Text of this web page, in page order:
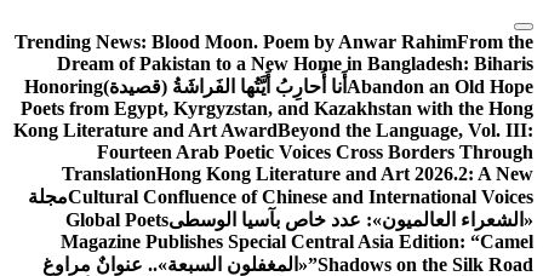
التجاوز
إلى
المحتوى
Trending News: Blood Moon. Poem by Anwar RahimFrom the
Dream of Pakistan to a New Home in Bangladesh: Biharis
Abandon an Old Hope أَنا أُحارِبُ أَيَّتُها الفَراشَةُ (قصيدة)Honoring
Poets from Egypt, Kyrgyzstan, and Kazakhstan with the Hong
Kong Literature and Art AwardBeyond the Language, Vol. III:
Fourteen Arab Poetic Voices Cross Borders Through
TranslationHong Kong Literature and Art 2026.2: A New
Cultural Confluence of Chinese and International Voicesمجلة
«الشعراء العالميون»: عدد خاص بآسيا الوسطىGlobal Poets
Magazine Publishes Special Central Asia Edition: “Camel
Shadows on the Silk Road” «المغفلون السبعة».. عنوانٌ مراوغ